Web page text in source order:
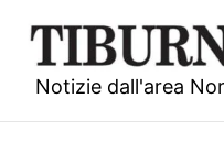
contenuto
Notizie dall'area